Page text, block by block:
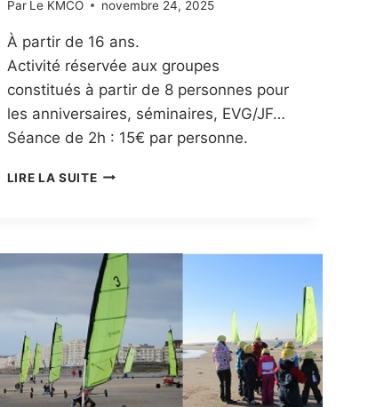
Par Le KMCO novembre 24, 2025
À partir de 16 ans.
Activité réservée aux groupes
constitués à partir de 8 personnes pour
les anniversaires, séminaires, EVG/JF…
Séance de 2h : 15€ par personne.
LIRE LA SUITEGROUPE